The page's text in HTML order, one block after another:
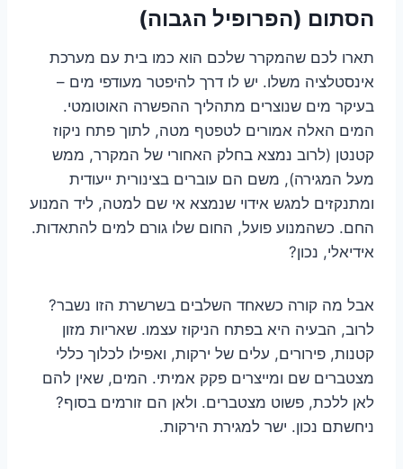
הסתום (הפרופיל הגבוה)
תארו לכם שהמקרר שלכם הוא כמו בית עם מערכת
אינסטלציה משלו. יש לו דרך להיפטר מעודפי מים –
בעיקר מים שנוצרים מתהליך ההפשרה האוטומטי.
המים האלה אמורים לטפטף מטה, לתוך פתח ניקוז
קטנטן (לרוב נמצא בחלק האחורי של המקרר, ממש
מעל המגירה), משם הם עוברים בצינורית ייעודית
ומתנקזים למגש אידוי שנמצא אי שם למטה, ליד המנוע
החם. כשהמנוע פועל, החום שלו גורם למים להתאדות.
אידיאלי, נכון?
אבל מה קורה כשאחד השלבים בשרשרת הזו נשבר?
לרוב, הבעיה היא בפתח הניקוז עצמו. שאריות מזון
קטנות, פירורים, עלים של ירקות, ואפילו לכלוך כללי
מצטברים שם ומייצרים פקק אמיתי. המים, שאין להם
לאן ללכת, פשוט מצטברים. ולאן הם זורמים בסוף?
ניחשתם נכון. ישר למגירת הירקות.